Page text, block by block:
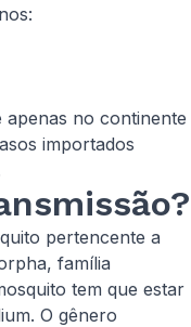
no continente
importados
pertencente a
família
tem que estar
. O gênero